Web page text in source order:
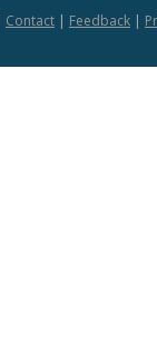
Contact | Feedback |